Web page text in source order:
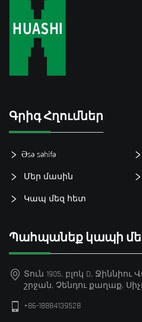
Գրիգ Հղումներ
Əsə səhifə
Մեր մասին
Կապ մեզ հետ
Պահպանեք կապի
Տուն 1905, բլոկ D, Ջիննիու
շրջան, Չենդու քաղաք,
+86-18884139528